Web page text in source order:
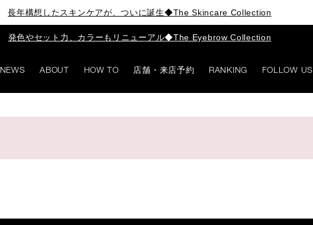
長年構想したスキンケアが、ついに誕生◆The Skincare Collection
発色やセット力、カラーもリニューアル◆The Eyebrow Collection
NEWS ABOUT HOW TO 店舗・来店予約 RANKING FOLLOW US